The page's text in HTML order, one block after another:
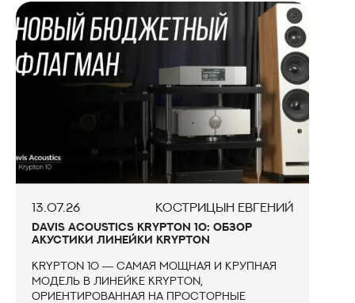
13.07.26 КОСТРИЦЫН ЕВГЕНИЙ
DAVIS ACOUSTICS KRYPTON 10: ОБЗОР
АКУСТИКИ ЛИНЕЙКИ KRYPTON
Krypton 10 — самая мощная и крупная
модель в линейке Krypton,
ориентированная на просторные